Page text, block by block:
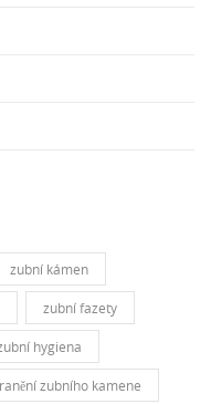
zubní kámen
zubní fazety
hygiena
zubního kamene